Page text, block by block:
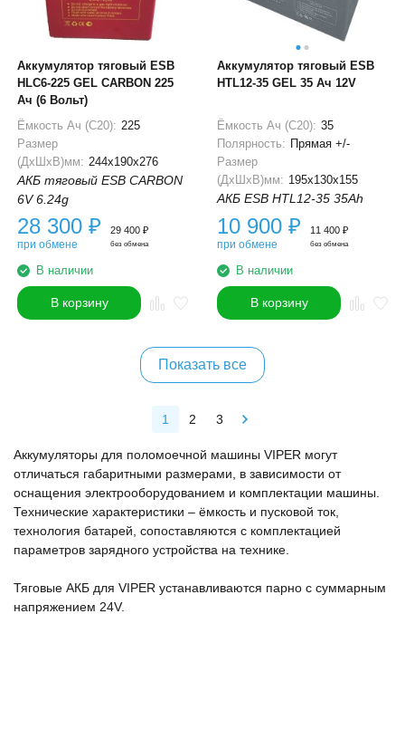
Аккумулятор тяговый ESB
HLC6-225 GEL CARBON 225
Ач (6 Вольт)
Ёмкость Ач (С20): 225
Размер
(ДхШхВ)мм: 244x190x276
АКБ тяговый ESB CARBON
6V 6.24g
28 300 ₽
при обмене
29 400 ₽
без обмена
В наличии
В корзину
Аккумулятор тяговый ESB
HTL12-35 GEL 35 Ач 12V
Ёмкость Ач (С20): 35
Полярность: Прямая +/-
Размер
(ДхШхВ)мм: 195x130x155
АКБ ESB HTL12-35 35Ah
10 900 ₽
при обмене
11 400 ₽
без обмена
В наличии
В корзину
Показать все
1 2 3
Аккумуляторы для поломоечной машины VIPER могут
отличаться габаритными размерами, в зависимости от
оснащения электрооборудованием и комплектации машины.
Технические характеристики – ёмкость и пусковой ток,
технология батарей, сопоставляются с комплектацией
параметров зарядного устройства на технике.
Тяговые АКБ для VIPER устанавливаются парно с суммарным
напряжением 24V.